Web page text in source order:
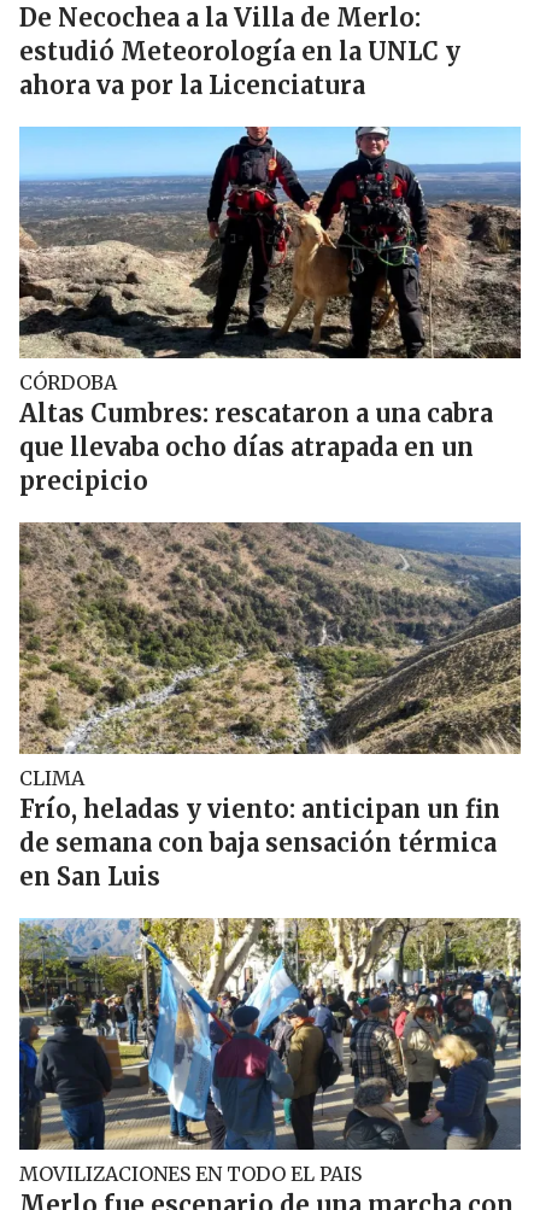
De Necochea a la Villa de Merlo:
estudió Meteorología en la UNLC y
ahora va por la Licenciatura
CÓRDOBA
Altas Cumbres: rescataron a una cabra
que llevaba ocho días atrapada en un
precipicio
CLIMA
Frío, heladas y viento: anticipan un fin
de semana con baja sensación térmica
en San Luis
MOVILIZACIONES EN TODO EL PAIS